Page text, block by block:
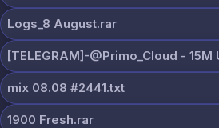
Logs_8 August.rar
mix 08.08 #2441.txt
1900 Fresh.rar